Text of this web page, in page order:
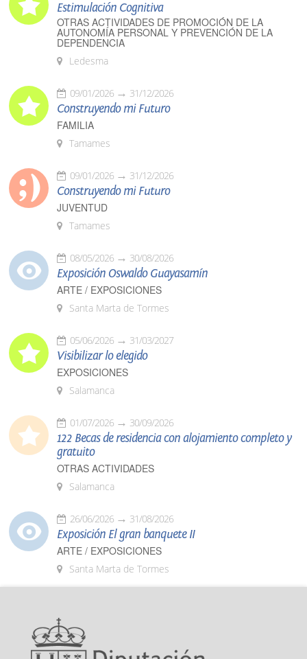
Estimulación Cognitiva
OTRAS ACTIVIDADES DE PROMOCIÓN DE LA
AUTONOMÍA PERSONAL Y PREVENCIÓN DE LA
DEPENDENCIA
Ledesma
09/01/2026 31/12/2026
Construyendo mi Futuro
FAMILIA
Tamames
09/01/2026 31/12/2026
Construyendo mi Futuro
JUVENTUD
Tamames
08/05/2026 30/08/2026
Exposición Oswaldo Guayasamín
ARTE / EXPOSICIONES
Santa Marta de Tormes
05/06/2026 31/03/2027
Visibilizar lo elegido
EXPOSICIONES
Salamanca
01/07/2026 30/09/2026
122 Becas de residencia con alojamiento completo y
gratuito
OTRAS ACTIVIDADES
Salamanca
26/06/2026 31/08/2026
Exposición El gran banquete II
ARTE / EXPOSICIONES
Santa Marta de Tormes